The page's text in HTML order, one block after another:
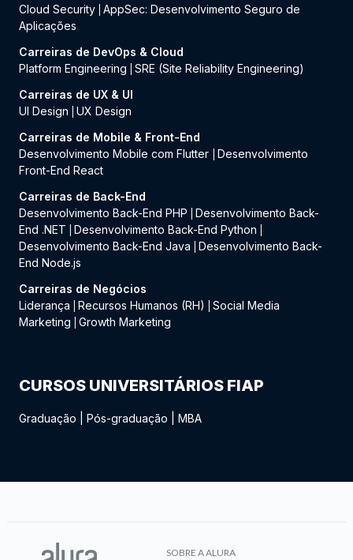
Cloud Security AppSec: Desenvolvimento Seguro de
Aplicações
Carreiras de DevOps & Cloud
Platform Engineering
SRE (Site Reliability Engineering)
Carreiras de UX & UI
UI Design
UX Design
Carreiras de Mobile & Front-End
Desenvolvimento Mobile com Flutter
Desenvolvimento
Front-End React
Carreiras de Back-End
Desenvolvimento Back-End PHP
Desenvolvimento Back-
End .NET
Desenvolvimento Back-End Python
Desenvolvimento Back-End Java
Desenvolvimento Back-
End Node.js
Carreiras de Negócios
Liderança
Recursos Humanos (RH)
Social Media
Marketing
Growth Marketing
CURSOS UNIVERSITÁRIOS FIAP
Graduação Pós-graduação MBA
SOBRE A ALURA